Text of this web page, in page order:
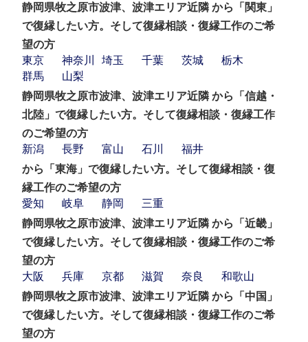
静岡県牧之原市波津、波津エリア近隣 から「関東」
で復縁したい方。そして復縁相談・復縁工作のご希
望の方
東京
神奈川 埼玉 千葉 茨城
栃木
群馬
山梨
静岡県牧之原市波津、波津エリア近隣 から「信越・
北陸」で復縁したい方。そして復縁相談・復縁工作
のご希望の方
新潟
長野 富山 石川
福井
から「東海」で復縁したい方。そして復縁相談・復
縁工作のご希望の方
愛知
岐阜 静岡
三重
静岡県牧之原市波津、波津エリア近隣 から「近畿」
で復縁したい方。そして復縁相談・復縁工作のご希
望の方
大阪
兵庫 京都 滋賀 奈良
和歌山
静岡県牧之原市波津、波津エリア近隣 から「中国」
で復縁したい方。そして復縁相談・復縁工作のご希
望の方